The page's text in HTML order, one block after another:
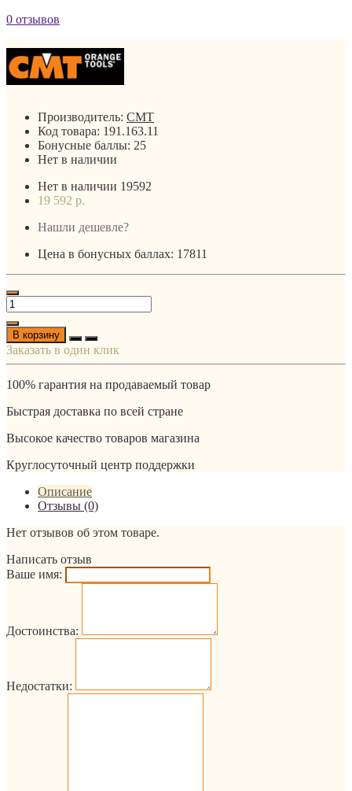
0 отзывов
Производитель: CMT
Код товара: 191.163.11
Бонусные баллы: 25
Нет в наличии
Нет в наличии 19592
19 592 р.
Нашли дешевле?
Цена в бонусных баллах: 17811
В корзину
Заказать в один клик
100% гарантия на продаваемый товар
Быстрая доставка по всей стране
Высокое качество товаров магазина
Круглосуточный центр поддержки
Описание
Отзывы (0)
Нет отзывов об этом товаре.
Написать отзыв
Ваше имя:
Достоинства:
Недостатки: